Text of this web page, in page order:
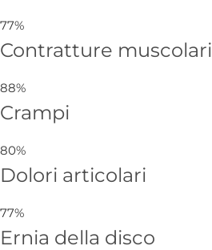
77%
Contratture muscolari
88%
Crampi
80%
Dolori articolari
77%
Ernia della disco